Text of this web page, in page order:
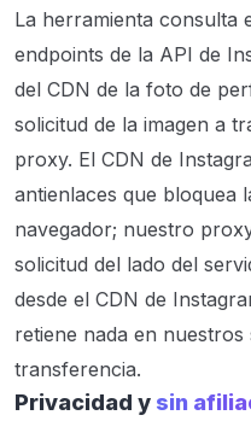
La herramienta consulta
endpoints de la API de
del CDN de la foto de
solicitud de la imagen a
proxy. El CDN de
antienlaces que bloquea
navegador; nuestro
solicitud del lado del
desde el CDN de
retiene nada en
transferencia.
Privacidad y sin